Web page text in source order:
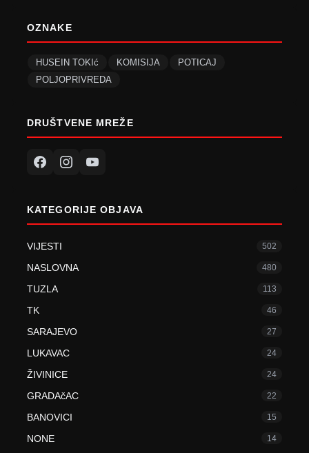
OZNAKE
HUSEIN TOKIć KOMISIJA
POTICAJ
POLJOPRIVREDA
DRUŠTVENE MREŽE
KATEGORIJE OBJAVA
VIJESTI 502
NASLOVNA 480
TUZLA 113
TK 46
SARAJEVO 27
LUKAVAC 24
ŽIVINICE 24
GRADAčAC 22
BANOVICI 15
NONE 14